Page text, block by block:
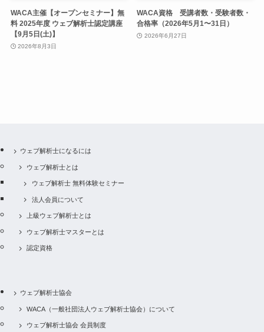
WACA主催【オープンセミナー】無
料 2025年度 ウェブ解析士認定講座
【9月5日(土)】
2026年8月3日
WACA資格 受講者数・受験者数・
合格率（2026年5月1〜31日）
2026年6月27日
ウェブ解析士になるには
ウェブ解析士とは
ウェブ解析士 無料体験セミナー
法人会員について
上級ウェブ解析士とは
ウェブ解析士マスターとは
認定資格
ウェブ解析士協会
WACA（一般社団法人ウェブ解析士協会）について
ウェブ解析士協会 会員制度